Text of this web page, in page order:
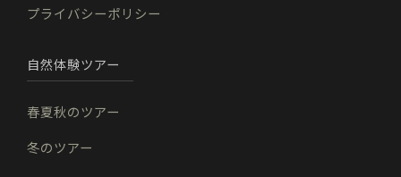
プライバシーポリシー
自然体験ツアー
春夏秋のツアー
冬のツアー